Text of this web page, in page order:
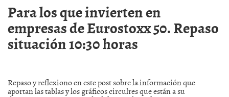
Para los que invierten en
empresas de Eurostoxx 50. Repaso
situación 10:30 horas
Repaso y reflexiono en este post sobre la información que
aportan las tablas y los gráficos circulres que están a su